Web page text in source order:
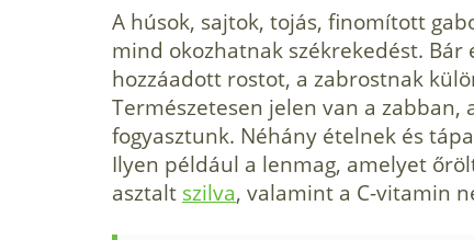
A húsok, sajtok, tojás, finomított
mind okozhatnak székrekedést.
hozzáadott rostot, a zabrostnak
Természetesen jelen van a
fogyasz­tunk. Néhány ételnek és
Ilyen például a lenmag, amelyet
asztalt szilva, valamint a C-vitamin